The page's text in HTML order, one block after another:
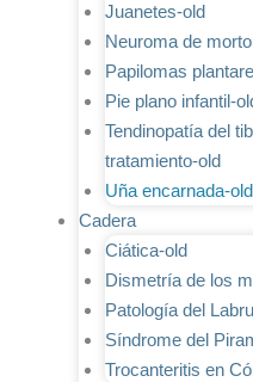
Juanetes-old
Neuroma de
Papilomas
Pie plano infantil-
Tendinopatía del
tratamiento-old
Uña encarnada-old
Cadera
Ciática-old
Dismetría de los
Patología del
Síndrome del
Trocanteritis en